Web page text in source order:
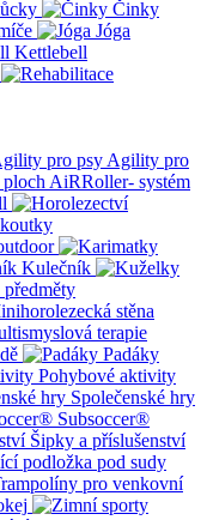
Činky
Jóga
Kettlebell
Agility pro
AiRRoller- systém
Kulečník
stěna
terapie
Padáky
Pohybové aktivity
Společenské hry
Subsoccer®
Šipky a příslušenství
podložka pod sudy
pro venkovní